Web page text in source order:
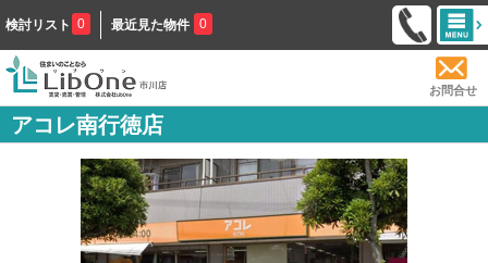
検討リスト 0 最近見た物件 0
お問合せ
アコレ南行徳店